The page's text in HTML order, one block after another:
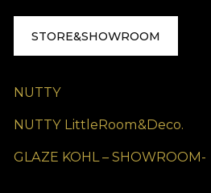
STORE&SHOWROOM
NUTTY
NUTTY LittleRoom&Deco.
GLAZE KOHL – SHOWROOM-